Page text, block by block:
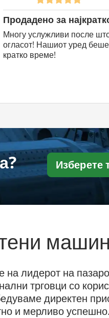
€
70 %
попуст
77 %
Продадено за
Многу услужливи после
огласот! Нашиот уред
кратко време!
Изберете
на лидерот на
трговци со
директен
и мерливо